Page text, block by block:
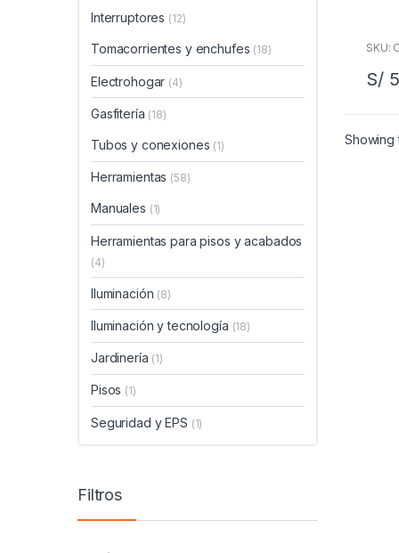
SKU:
S/
Showing
Interruptores (12)
Tomacorrientes y enchufes (18)
Electrohogar (4)
Gasfitería (18)
Tubos y conexiones (1)
Herramientas (58)
Manuales (1)
Herramientas para pisos y acabados
(4)
Iluminación (8)
Iluminación y tecnología (18)
Jardinería (1)
Pisos (1)
Seguridad y EPS (1)
Filtros